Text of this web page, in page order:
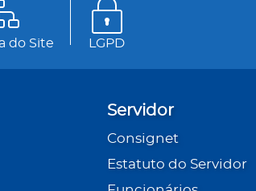
do Site LGPD
Servidor
Consignet
Estatuto do Servidor